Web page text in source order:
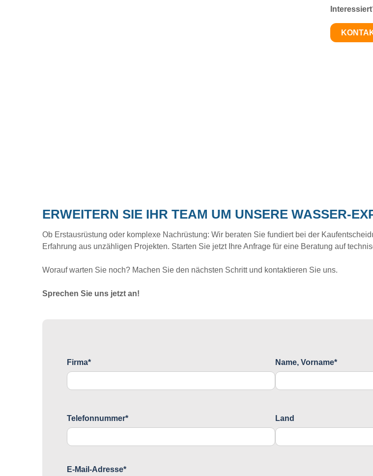
ERWEITERN SIE IHR TEAM UM UNSERE WASSER-
Ob Erstausrüstung oder komplexe Nachrüstung: Wir beraten Sie fundiert bei der
Erfahrung aus unzähligen Projekten. Starten Sie jetzt Ihre Anfrage für eine Beratung auf
Worauf warten Sie noch? Machen Sie den nächsten Schritt und kontaktieren Sie uns.
Sprechen Sie uns jetzt an!
Firma* Name, Vorname*
Telefonnummer* Land
E-Mail-Adresse*